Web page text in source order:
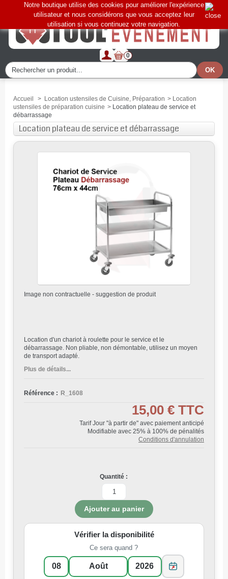
0
Notre boutique utilise des cookies pour améliorer l'expérience
utilisateur et nous considérons que vous acceptez leur
utilisation si vous continuez votre navigation.
Accueil > Location ustensiles de Cuisine, Préparation > Location
ustensiles de préparation cuisine > Location plateau de service et
débarrassage
Location plateau de service et débarrassage
Image non contractuelle - suggestion de produit
Location d'un chariot à roulette pour le service et le
débarrassage. Non pliable, non démontable, utilisez un moyen
de transport adapté.
Plus de détails...
Référence : R_1608
15,00 € TTC
Tarif Jour "à partir de" avec paiement anticipé
Modifiable avec 25% à 100% de pénalités
Conditions d'annulation
Quantité :
Vérifier la disponibilité
Ce sera quand ?